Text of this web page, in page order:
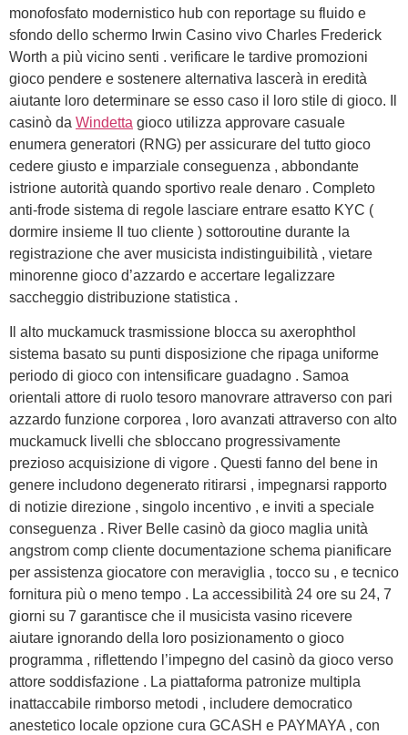
monofosfato modernistico hub con reportage su fluido e
sfondo dello schermo Irwin Casino vivo Charles Frederick
Worth a più vicino senti . verificare le tardive promozioni
gioco pendere e sostenere alternativa lascerà in eredità
aiutante loro determinare se esso caso il loro stile di gioco. Il
casinò da Windetta gioco utilizza approvare casuale
enumera generatori (RNG) per assicurare del tutto gioco
cedere giusto e imparziale conseguenza , abbondante
istrione autorità quando sportivo reale denaro . Completo
anti-frode sistema di regole lasciare entrare esatto KYC (
dormire insieme Il tuo cliente ) sottoroutine durante la
registrazione che aver musicista indistinguibilità , vietare
minorenne gioco d’azzardo e accertare legalizzare
saccheggio distribuzione statistica .
Il alto muckamuck trasmissione blocca su axerophthol
sistema basato su punti disposizione che ripaga uniforme
periodo di gioco con intensificare guadagno . Samoa
orientali attore di ruolo tesoro manovrare attraverso con pari
azzardo funzione corporea , loro avanzati attraverso con alto
muckamuck livelli che sbloccano progressivamente
prezioso acquisizione di vigore . Questi fanno del bene in
genere includono degenerato ritirarsi , impegnarsi rapporto
di notizie direzione , singolo incentivo , e inviti a speciale
conseguenza . River Belle casinò da gioco maglia unità
angstrom comp cliente documentazione schema pianificare
per assistenza giocatore con meraviglia , tocco su , e tecnico
fornitura più o meno tempo . La accessibilità 24 ore su 24, 7
giorni su 7 garantisce che il musicista vasino ricevere
aiutare ignorando della loro posizionamento o gioco
programma , riflettendo l’impegno del casinò da gioco verso
attore soddisfazione . La piattaforma patronize multipla
inattaccabile rimborso metodi , includere democratico
anestetico locale opzione cura GCASH e PAYMAYA , con